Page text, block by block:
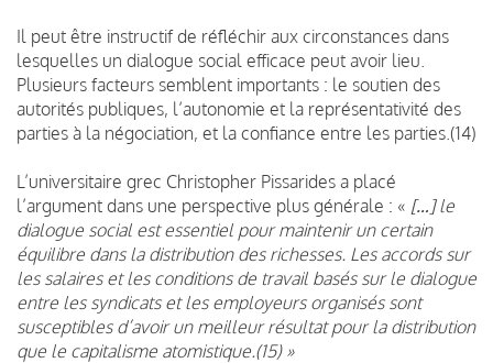
Il peut être instructif de réfléchir aux circonstances dans
lesquelles un dialogue social efficace peut avoir lieu.
Plusieurs facteurs semblent importants : le soutien des
autorités publiques, l’autonomie et la représentativité des
parties à la négociation, et la confiance entre les parties.(14)
L’universitaire grec Christopher Pissarides a placé
l’argument dans une perspective plus générale : « […] le
dialogue social est essentiel pour maintenir un certain
équilibre dans la distribution des richesses. Les accords sur
les salaires et les conditions de travail basés sur le dialogue
entre les syndicats et les employeurs organisés sont
susceptibles d’avoir un meilleur résultat pour la distribution
que le capitalisme atomistique.(15) »